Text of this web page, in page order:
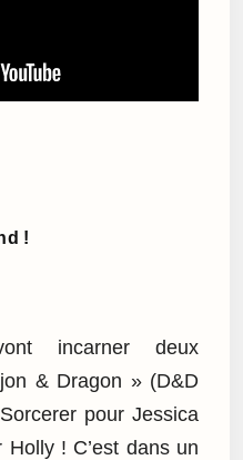
!
incarner deux
& Dragon » (D&D
pour Jessica
! C’est dans un